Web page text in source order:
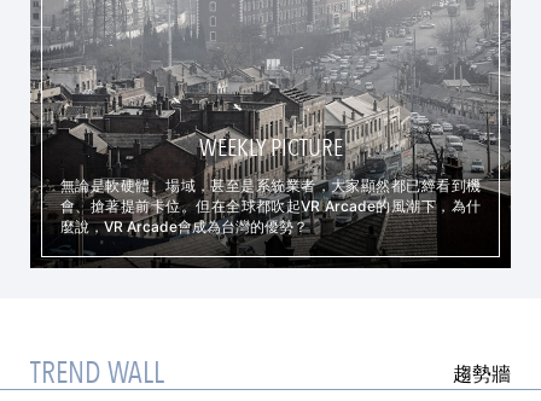
WEEKLY PICTURE
無論是軟硬體、場域，甚至是系統業者，大家顯然都已經看到機
會、搶著提前卡位。但在全球都吹起VR Arcade的風潮下，為什
麼說，VR Arcade會成為台灣的優勢？
TREND WALL 趨勢牆